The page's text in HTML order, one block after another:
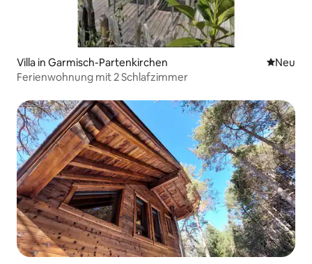
Villa in Garmisch-Partenkirchen Neue
Neu
Ferienwohnung mit 2 Schlafzimmer